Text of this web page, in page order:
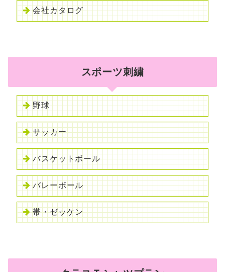
会社カタログ
スポーツ刺繍
野球
サッカー
バスケットボール
バレーボール
帯・ゼッケン